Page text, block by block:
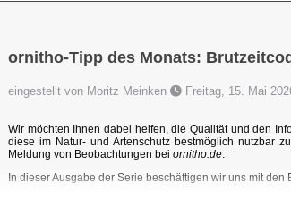
ornitho-Tipp des Monats:
eingestellt von Moritz Meinken Freitag, 15. Mai
Wir möchten Ihnen dabei helfen, die Qualität und den
diese im Natur- und Artenschutz bestmöglich nutzbar
Meldung von Beobachtungen bei ornitho.de.
In dieser Ausgabe der Serie beschäftigen wir uns mit den